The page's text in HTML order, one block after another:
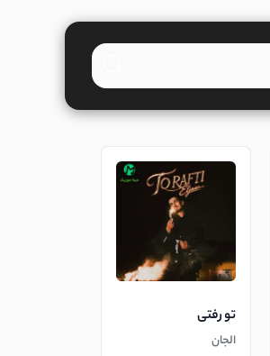
تو رفتی
الجان